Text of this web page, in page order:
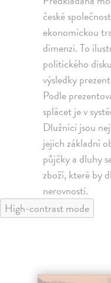
české
ekonomickou
dimenzi. To
politického
výsledky
Podle
splácet je v
Dlužníci jsou
jejich základní
půjčky a dluhy
zboží, které by
nerovnosti.
High-contrast mode